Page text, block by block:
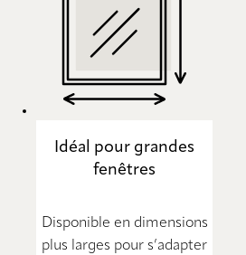
Idéal pour grandes
fenêtres
Disponible en dimensions
plus larges pour s’adapter